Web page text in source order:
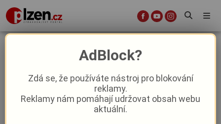
Autobus bez řidiče. Voda bez
elektřiny. A firma, která začala u
včel. Moravskoslezský kraj píše
nový příběh
AdBlock?
Zdá se, že používáte nástroj pro blokování
reklamy.
Reklamy nám pomáhají udržovat obsah webu
aktuální.